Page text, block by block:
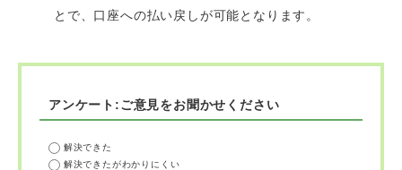
とで、口座への払い戻しが可能となります。
アンケート:ご意見をお聞かせください
解決できた
解決できたがわかりにくい